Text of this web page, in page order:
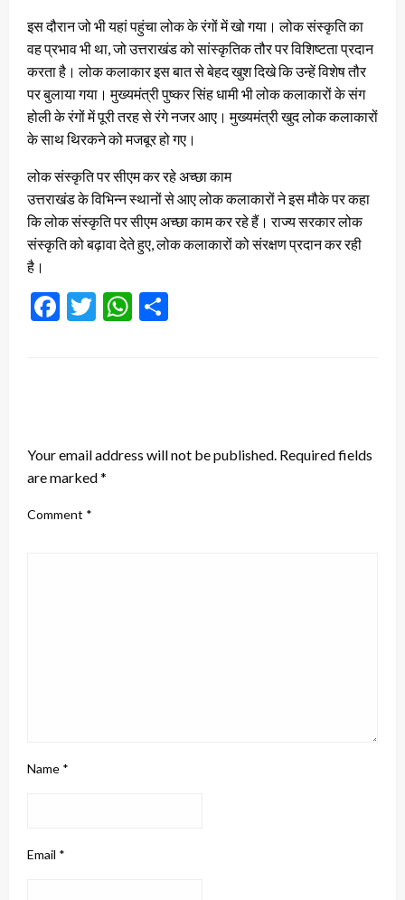
इस दौरान जो भी यहां पहुंचा लोक के रंगों में खो गया। लोक संस्कृति का
वह प्रभाव भी था, जो उत्तराखंड को सांस्कृतिक तौर पर विशिष्टता प्रदान
करता है। लोक कलाकार इस बात से बेहद खुश दिखे कि उन्हें विशेष तौर
पर बुलाया गया। मुख्यमंत्री पुष्कर सिंह धामी भी लोक कलाकारों के संग
होली के रंगों में पूरी तरह से रंगे नजर आए। मुख्यमंत्री खुद लोक कलाकारों
के साथ थिरकने को मजबूर हो गए।
लोक संस्कृति पर सीएम कर रहे अच्छा काम
उत्तराखंड के विभिन्न स्थानों से आए लोक कलाकारों ने इस मौके पर कहा
कि लोक संस्कृति पर सीएम अच्छा काम कर रहे हैं। राज्य सरकार लोक
संस्कृति को बढ़ावा देते हुए, लोक कलाकारों को संरक्षण प्रदान कर रही
है।
Facebook
TwitterWhatsApp
Your email address will not be published. Required fields
are marked*
Comment *
Name *
Email *